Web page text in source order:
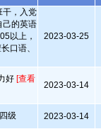
干，入党
己的英语
以上，
口语、
2023-03-25
好 [查看
2023-03-14
级 2023-03-14